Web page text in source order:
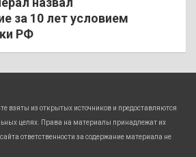
за 10 лет условием
РФ
взяты из открытых источников и предоставляются
целях. Права на материалы принадлежат их
ответственности за содержание материала не